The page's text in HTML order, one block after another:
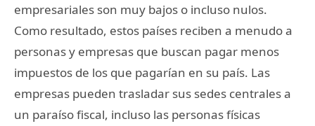
empresariales son muy bajos o incluso nulos.
Como resultado, estos países reciben a menudo a
personas y empresas que buscan pagar menos
impuestos de los que pagarían en su país. Las
empresas pueden trasladar sus sedes centrales a
un paraíso fiscal, incluso las personas físicas